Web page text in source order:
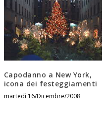
Capodanno a New York,
icona dei festeggiamenti
martedì 16/Dicembre/2008